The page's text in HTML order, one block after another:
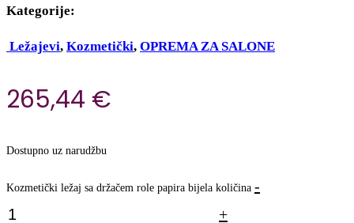
Kategorije:
Ležajevi, Kozmetički, OPREMA ZA SALONE
265,44 €
Dostupno uz narudžbu
Kozmetički ležaj sa držačem role papira bijela količina -
+